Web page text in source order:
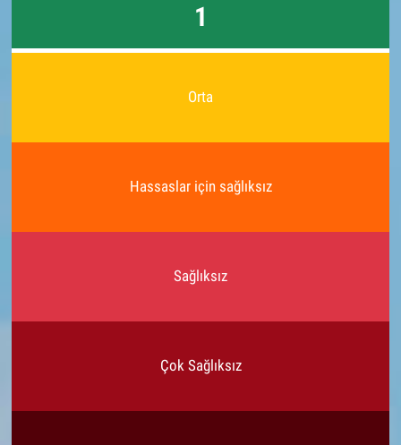
1
Orta
Hassaslar için sağlıksız
Sağlıksız
Çok Sağlıksız